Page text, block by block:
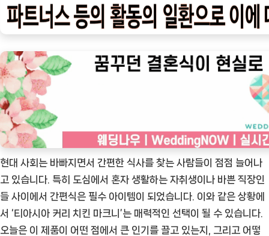
기
상
티
아
리
치
킨
마
크
니:
현대 사회는 바빠지면서 간편한 식사를 찾는 사람들이 점점 늘어나
고 있습니다. 특히 도심에서 혼자 생활하는 자취생이나 바쁜 직장인
들 사이에서 간편식은 필수 아이템이 되었습니다. 이와 같은 상황에
서 ‘티아시아 커리 치킨 마크니’는 매력적인 선택이 될 수 있습니다.
오늘은 이 제품이 어떤 점에서 큰 인기를 끌고 있는지, 그리고 어떻